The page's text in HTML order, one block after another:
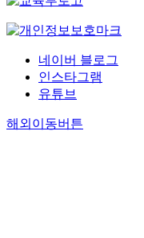
네이버 블로그
인스타그램
유튜브
해외이동버튼